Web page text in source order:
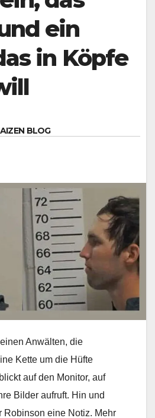
ein
in Köpfe
BLOG
Anwälten, die
Kette um die Hüfte
auf den Monitor, auf
Bilder aufruft. Hin und
Robinson eine Notiz. Mehr